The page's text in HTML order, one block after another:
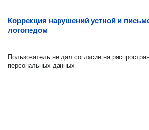
Коррекция нарушений устной и
логопедом
Пользователь не дал согласие на
персональных данных